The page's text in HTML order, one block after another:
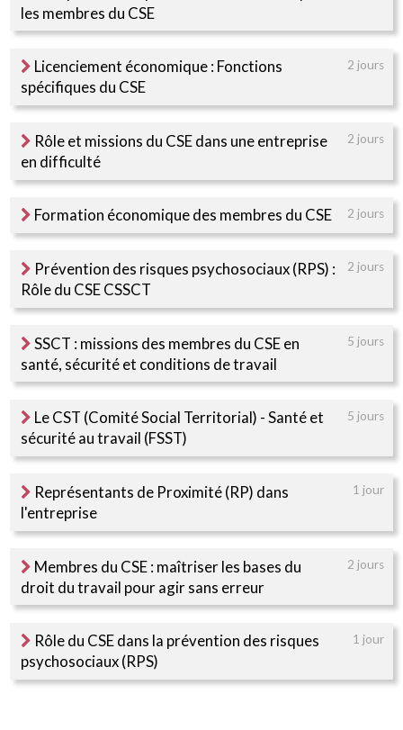
les membres du CSE
Licenciement économique : Fonctions
spécifiques du CSE
2 jours
Rôle et missions du CSE dans une entreprise
en difficulté
2 jours
Formation économique des membres du CSE 2 jours
Prévention des risques psychosociaux (RPS) :
Rôle du CSE CSSCT
2 jours
SSCT : missions des membres du CSE en
santé, sécurité et conditions de travail
5 jours
Le CST (Comité Social Territorial) - Santé et
sécurité au travail (FSST)
5 jours
Représentants de Proximité (RP) dans
l'entreprise
1 jour
Membres du CSE : maîtriser les bases du
droit du travail pour agir sans erreur
2 jours
Rôle du CSE dans la prévention des risques
psychosociaux (RPS)
1 jour